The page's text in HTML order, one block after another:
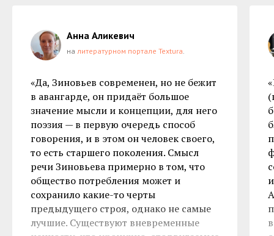
Анна Аликевич
на литературном портале Textura
«Да, Зиновьев современен, но не бежит
в авангарде, он придаёт большое
значение мысли и концепции, для него
поэзия — в первую очередь способ
говорения, и в этом он человек своего,
то есть старшего поколения. Смысл
речи Зиновьева примерно в том, что
общество потребления может и
сохранило какие-то черты
предыдущего строя, однако не самые
лучшие. Существуют вневременные